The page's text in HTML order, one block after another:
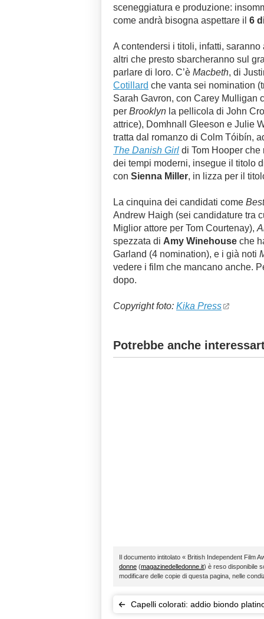
sceneggiatura e produzione:
come andrà bisogna aspettare il 6
A contendersi i titoli, infatti,
altri che presto sbarcheranno sul
parlare di loro. C’è Macbeth, di
Cotillard che vanta sei nomination
Sarah Gavron, con Carey Mulligan
per Brooklyn la pellicola di John
attrice), Domhnall Gleeson e Julie
tratta dal romanzo di Colm Tóibín,
The Danish Girl di Tom Hooper
dei tempi moderni, insegue il titolo
con Sienna Miller, in lizza per il
La cinquina dei candidati come
Andrew Haigh (sei candidature tra
Miglior attore per Tom Courtenay),
spezzata di Amy Winehouse che
Garland (4 nomination), e i già noti
vedere i film che mancano anche.
dopo.
Copyright foto: Kika Press
Potrebbe anche
Il documento intitolato « British Independent Film
donne (magazinedelledonne.it) è reso disponibile
modificare delle copie di questa pagina, nelle
Capelli colorati: addio biondo